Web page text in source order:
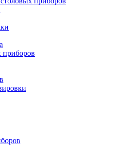
приборов